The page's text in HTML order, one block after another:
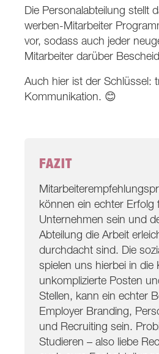
Die Personalabteilung stellt
werben-Mitarbeiter
vor, sodass auch jeder
Mitarbeiter darüber
Auch hier ist der Schlüssel:
Kommunikation. 😊
FAZIT
können ein echter Erfolg
Unternehmen sein und
Abteilung die Arbeit
durchdacht sind. Die
spielen uns hierbei in die
unkomplizierte Posten
Stellen, kann ein echter
Employer Branding,
und Recruiting sein.
Studieren – also liebe